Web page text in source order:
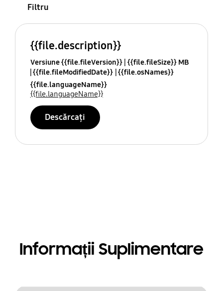
Filtru
{{file.description}}
Versiune {{file.fileVersion}} {{file.fileSize}} MB
{{file.fileModifiedDate}} {{file.osNames}}
{{file.languageName}}
{{file.languageName}}
Descărcați
Informații Suplimentare